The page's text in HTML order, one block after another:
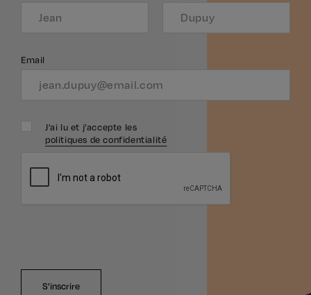
Email
J’ai lu et j’accepte les
politiques de confidentialité
S'inscrire